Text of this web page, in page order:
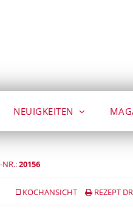
NEUIGKEITEN
NR.:20156
KOCHANSICHT REZEPT